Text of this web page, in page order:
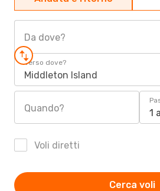
Da dove?
Verso dove?
Middleton Island
Quando? 1
Voli diretti
Cerca voli